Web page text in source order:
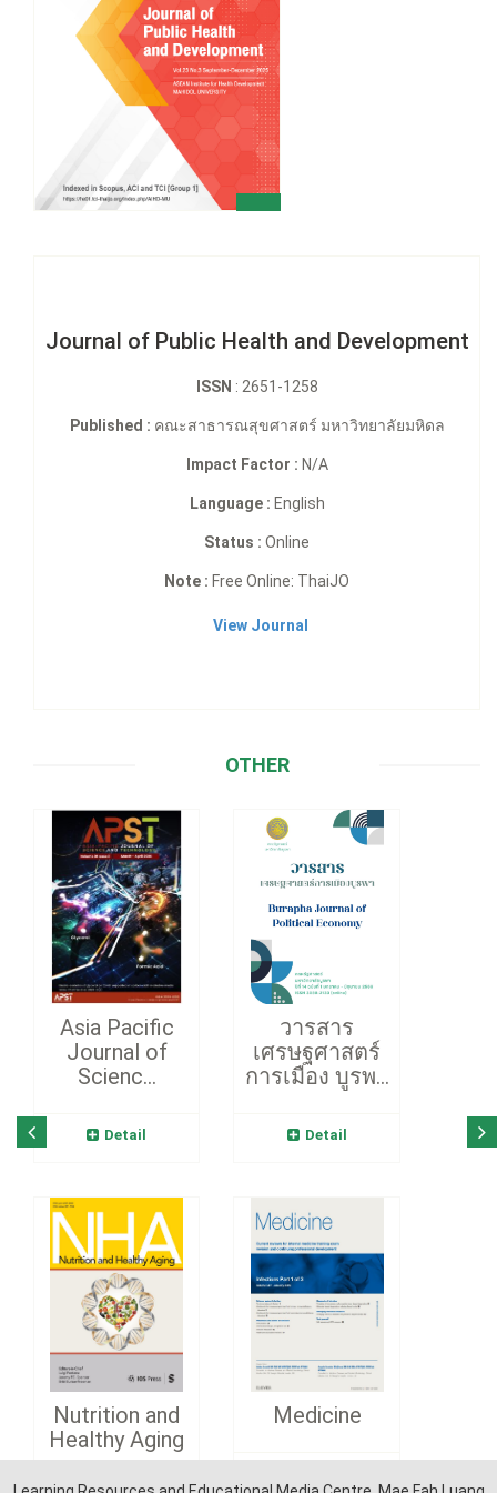
Journal of Public Health and Development
ISSN : 2651-1258
Published : คณะสาธารณสุขศาสตร์ มหาวิทยาลัยมหิดล
Impact Factor : N/A
Language : English
Status : Online
Note : Free Online: ThaiJO
View Journal
OTHER
Asia Pacific
Journal of
Scienc...
Detail
วารสาร
เศรษฐศาสตร์
การเมือง บูรพ...
Detail
Nutrition and
Healthy Aging
Medicine